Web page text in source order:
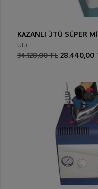
KAZANLI ÜTÜ SÜPER
Ütü
34.128,00 TL 28.440,00